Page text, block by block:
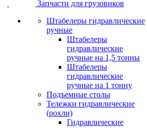
Запчасти для грузовиков
Штабелеры гидравлические
ручные
Штабелеры
гидравлические
ручные на 1,5 тонны
Штабелеры
гидравлические
ручные на 1 тонну
Подъемные столы
Тележки гидравлические
(рохли)
Гидравлические